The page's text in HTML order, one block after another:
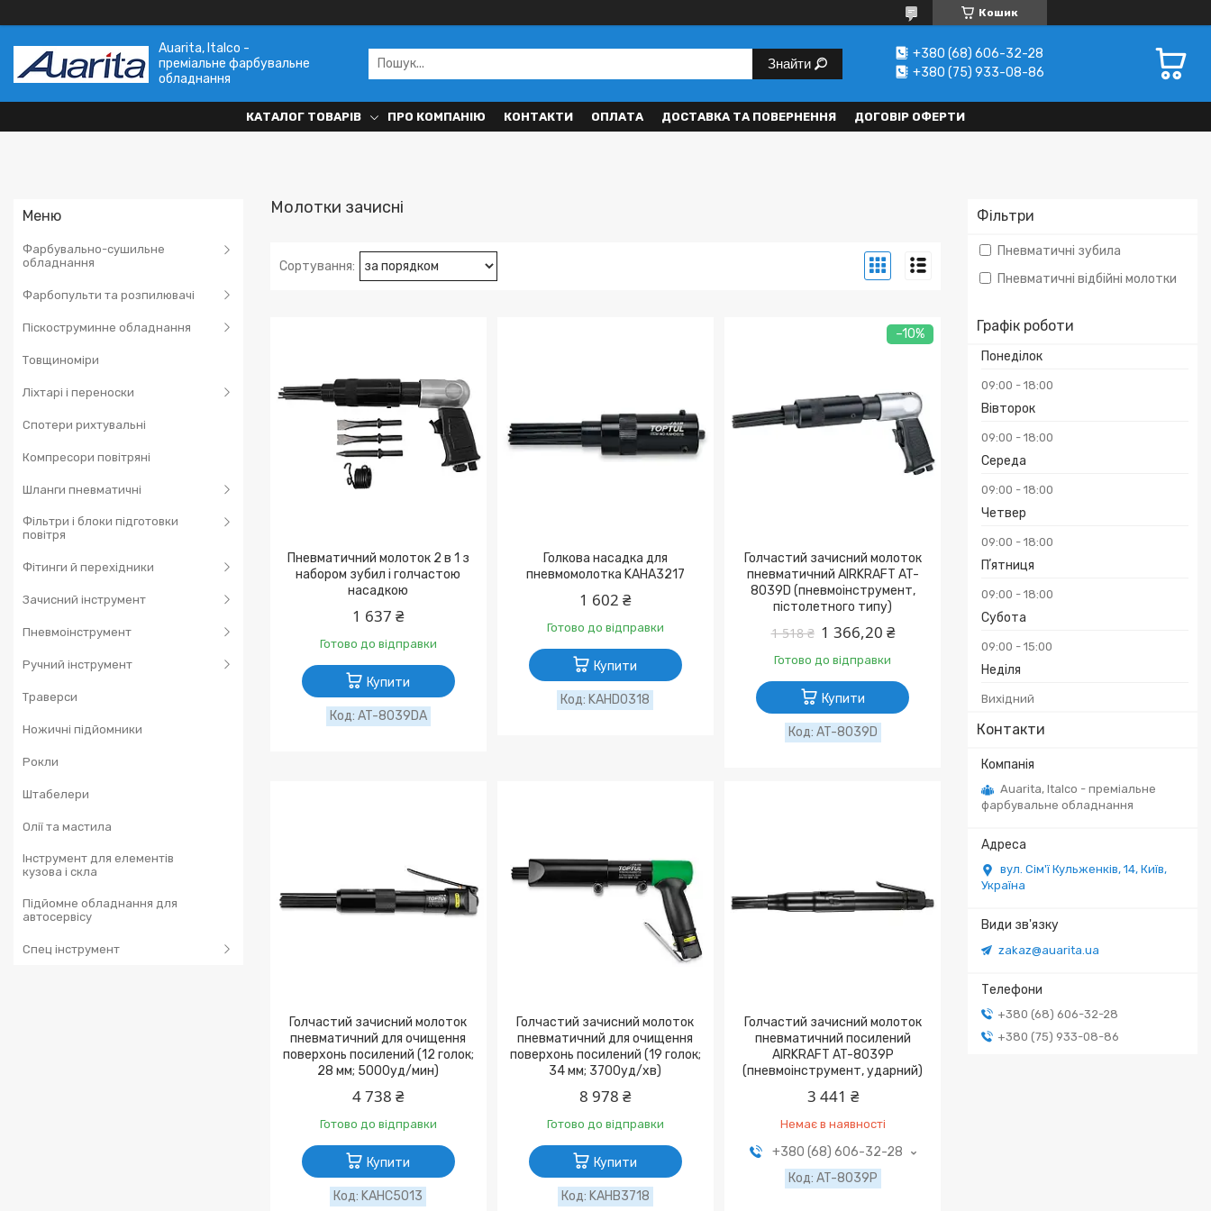
Кошик
Auarita, Italco -
преміальне фарбувальне
обладнання
Знайти
+380 (68) 606-32-28
+380 (75) 933-08-86
КАТАЛОГ ТОВАРІВ ПРО КОМПАНІЮ КОНТАКТИ ОПЛАТА ДОСТАВКА ТА ПОВЕРНЕННЯ ДОГОВІР ОФЕРТИ
Фарбувально-сушильне
обладнання
Фарбопульти та розпилювачі
Піскоструминне обладнання
Товщиноміри
Ліхтарі і переноски
Спотери рихтувальні
Компресори повітряні
Шланги пневматичні
Фільтри і блоки підготовки
повітря
Фітинги й перехідники
Зачисний інструмент
Пневмоінструмент
Ручний інструмент
Траверси
Ножичні підйомники
Рокли
Штабелери
Олії та мастила
Інструмент для елементів
кузова і скла
Підйомне обладнання для
автосервісу
Спец інструмент
Фільтри
Пневматичні зубила
Пневматичні відбійні молотки
Графік роботи
Понеділок
09:00 18:00
Вівторок
09:00 18:00
Середа
09:00 18:00
Четвер
09:00 18:00
Пʼятниця
09:00 18:00
Субота
09:00 15:00
Неділя
Вихідний
Контакти
Auarita, Italco - преміальне
фарбувальне обладнання
вул. Сім'ї Кульженків, 14, Київ,
Україна
zakaz@auarita.ua
+380 (68) 606-32-28
+380 (75) 933-08-86
Молотки зачисні
Пневматичний молоток 2 в 1 з
набором зубил і голчастою
насадкою
1 637 ₴
Готово до відправки
Купити
AT-8039DA
Голкова насадка для
пневмомолотка KAHA3217
1 602 ₴
Готово до відправки
Купити
KAHD0318
–10%
Голчастий зачисний молоток
пневматичний AIRKRAFT AT-
8039D (пневмоінструмент,
пістолетного типу)
1 518 ₴ 1 366,20 ₴
Готово до відправки
Купити
AT-8039D
Голчастий зачисний молоток
пневматичний для очищення
поверхонь посилений (12 голок;
28 мм; 5000уд/мин)
4 738 ₴
Готово до відправки
Купити
KAHC5013
Голчастий зачисний молоток
пневматичний для очищення
поверхонь посилений (19 голок;
34 мм; 3700уд/хв)
8 978 ₴
Готово до відправки
Купити
KAHB3718
Голчастий зачисний молоток
пневматичний посилений
AIRKRAFT AT-8039P
(пневмоінструмент, ударний)
3 441 ₴
Немає в наявності
+380 (68) 606-32-28
AT-8039P